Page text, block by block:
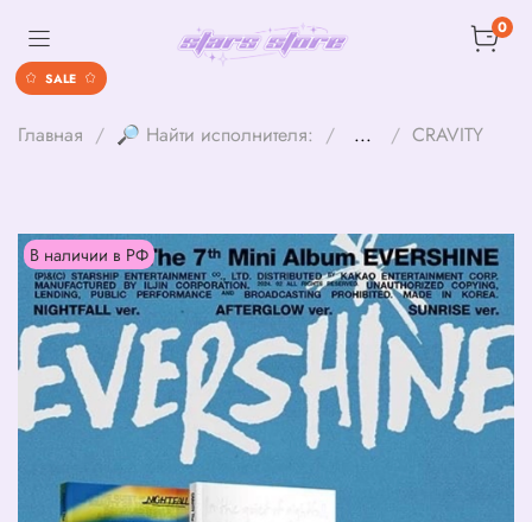
0
Главная 🔎 Найти исполнителя: ... CRAVITY
В наличии в РФ